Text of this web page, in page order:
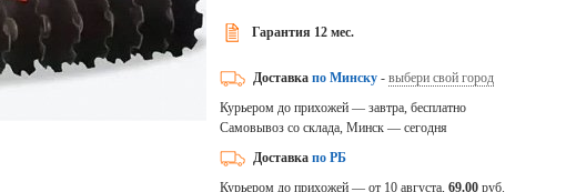
Гарантия 12 мес.
Доставка по Минску- выбери свой город
Курьером до прихожей — завтра, бесплатно
Самовывоз со склада, Минск — сегодня
Доставка по РБ
Курьером до прихожей — от 10 августа, 69.00 руб.